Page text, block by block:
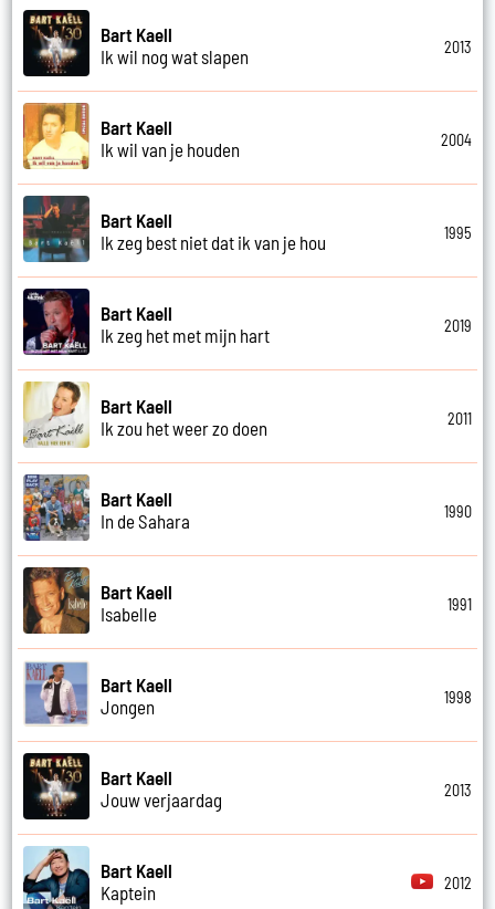
Bart Kaell
Ik wil nog wat slapen
2013
Bart Kaell
Ik wil van je houden
2004
Bart Kaell
Ik zeg best niet dat ik van je hou
1995
Bart Kaell
Ik zeg het met mijn hart
2019
Bart Kaell
Ik zou het weer zo doen
2011
Bart Kaell
In de Sahara
1990
Bart Kaell
Isabelle
1991
Bart Kaell
Jongen
1998
Bart Kaell
Jouw verjaardag
2013
Bart Kaell
Kaptein
2012